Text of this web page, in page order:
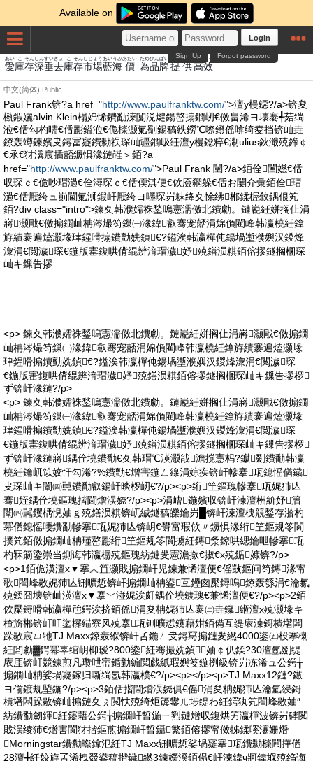
Available on
Login
Forgot password
Sign Up
愛
あい
庫
こ
存
そん
深
しん
垂
すい
去
きょ
庫
こ
存
そん
市場
しじょう
藍
あい
海
うみ
價
あたい
為
ため
品
ひん
牌
ぱい
提供
ていきょう
高
たか
效
こう
中文(简体) Public
Paul Frank锛?a href="http://www.paulfranktw.com/">澶у槾鐚?/a>锛夋
槸鍜孋alvin Klein榻婂悕鐨勫湅闅涚煡鍚嶅搧鐗屻€傚畠浠ヨ壊褰╃菇绱
涖€佸勾杓曘€佸彲鎰涖€佹檪灏氭劅鍚稿紩鐒℃暩鐙傜啽绮夌挡锛屾垚
鐐轰竴鍊嬪叏鐞冨寲鐨勬祦琛屾疆鐗岋紝澶у槾鐚粹€淛ulius鈥濈殑鍗￠
€氶€犲瀷宸插嚭鐝惧湪鏈嶉＞銆?a
href="http://www.paulfranktw.com/">Paul Frank 闉?/a>銆佺闉嬨€佸
収琛ｃ€佹吵瑁濄€佺潯琛ｃ€佸偄淇便€佽厱閷躲€佸お闄介彙銆佺瑁
濄€佸厭绔ュ崱閫氭浉鍜屽厭绔ヨ嚜琛岃粖绛夊悇绋郴鍒楃敘鍝佷笂
銆?div class="intro">鍊夊韩濮嬬祩鍫嗚憲濡傚北鐨勮。鏈嶏紝姘搁仩涓
嶈灏戙€傚搧鐗屾柟涔熶笉鏁㈠湪鍏叡骞宠嚭涓婂偩閵峰韩瀛橈紝鎿
斿績褰遍熆灏堟珒鍟嗗搧鐨勯姺鍞€?鎰涘韩瀛樿伅鍚堝壍濮嬩汉鍐烽
潨涓€閲濊琛€鍦版寚鍑哄偝绲辨湇瑁濊妤殑鐥涢粸銆傛摎鐩搁棞琛
屾キ鏁告摎
<p> 鍊夊韩濮嬬祩鍫嗚憲濡傚北鐨勮。鏈嶏紝姘搁仩涓嶈灏戙€傚搧鐗
屾柟涔熶笉鏁㈠湪鍏叡骞宠嚭涓婂偩閵峰韩瀛橈紝鎿斿績褰遍熆灏堟
珒鍟嗗搧鐨勯姺鍞€?鎰涘韩瀛樿伅鍚堝壍濮嬩汉鍐烽潨涓€閲濊琛
€鍦版寚鍑哄偝绲辨湇瑁濊妤殑鐥涢粸銆傛摎鐩搁棞琛屾キ鏁告摎椤
ず锛屽湪鏈?/p>
<p> 鍊夊韩濮嬬祩鍫嗚憲濡傚北鐨勮。鏈嶏紝姘搁仩涓嶈灏戙€傚搧鐗
屾柟涔熶笉鏁㈠湪鍏叡骞宠嚭涓婂偩閵峰韩瀛橈紝鎿斿績褰遍熆灏堟
珒鍟嗗搧鐨勯姺鍞€?鎰涘韩瀛樿伅鍚堝壍濮嬩汉鍐烽潨涓€閲濊琛
€鍦版寚鍑哄偝绲辨湇瑁濊妤殑鐥涢粸銆傛摎鐩搁棞琛屾キ鏁告摎椤
ず锛屽湪鏈嶈鍝佺墝鐨勫€夊韩瑁℃渶灏戠澹撹憲杩?钀剟鐨勫韩瀛
橈紝鑰屼笖姣忓勾浠?%鐨勯€熷害鍦ㄥ線涓婃疾锛屽幓搴瓨鎴愮偤鐬
叏琛屾キ闈㈣嚚鐨勫叡鍚屽晱椤屻€?/p><p>绗笁鏂瑰幓搴瓨娓犻亾
骞姪鍝佺墝鏂瑰揩閫熷洖娆?/p><p>涓嶆鍦嬪収锛屽湅澶栦紒妤篃
闈㈣嚚钁楀悓妯ｇ殑鐥涢粸锛屼絾鐩稿皪鑰岃█锛屽湅澶栧競鍫存湁杓
冪偤鎴愮啛鐨勫幓搴瓨娓犻亾锛岄€欎富瑕佽〃鐝惧湪绗笁鏂规笭閬
撲笂銆傚搧鐗屾柟瑾嶅彲绗笁鏂规笭閬擄紝鏄洜鐐哄緦鑰呭幓搴瓨
杓冧箣鍌崇当鍘诲韩瀛樼殑鏂瑰紡鏈夎憲澹撳€掓€х殑鍎嫝锛?/p>
<p>1銆佹渶澶х▼搴︽笡灏戝搧鐗屽児鍊兼悕澶便€傜敱鏂间笉鏄湪甯
歌閵峰敭娓犻亾铏曠悊锛屽搧鐗屾柟鍙互鑸囪檿鐞嗚鐐轰綔涓€瀹氱
殑鍒囧壊锛屾渶澶х▼搴﹀湴娓涘皯鍝佺墝鍍瑰€兼悕澶便€?/p><p>2銆
佽檿鐞嗗韩瀛樿兘鍔涘挤銆傜涓夋柟娓犻亾褰㈡垚鐬緪澶х殑灏堟キ
楂旂郴锛屽叿鍌欏緢寮风殑搴瓨铏曠悊鑳藉姏銆備互缇庡湅鎶樻墸闆
跺敭宸ㄩ牠TJ Maxx鐐轰緥锛屽叾鍦ㄥ叏鐞冩搧鏈夎繎4000鍌㈤杸搴楋
紝閭勮▓鍔冪辜绾岄枊瑷?800鍌紝骞撮姺鍞妯￠仈鍒?30澶氬剟缇
庡厓锛屽競鍊煎凡瓒呭崈鍎勭編閲戯紙瑕嬩笅鍦栵級锛岃冻浠ュ公鍔╁
搧鐗屾柟娑堝寲鎵归噺绱氬韩瀛樸€?/p><p></p><p>TJ Maxx12鏈?鏃
ヨ偂鍍规埅鍦?/p><p>3銆佸揩閫熷洖娆俱€傜涓夋柟娓犻亾瀹氫綅鎶
樻墸闆跺敭锛屾搧鏈夊ぇ閲忕殑绮炬簴鐢ㄦ埗缇わ紝鍔犱笂閵峰敭妯″
紡鐨勫劒鍕紝鑳藉公鍔╁搧鐗屽晢鍦ㄧ煭鏈熷収鍑烘竻瀛樿波锛岃硣閲
戝洖绫犻€熷害閬犲揩鏂煎搧鐗屽晢鑷繁銆傛摎甯傚牬鍒嗘瀽姗熸
Morningstar鐨勬暩鎿氾紝TJ Maxx铏曠悊娑堝寲搴瓨鐨勬檪闁撶偤
28澶╋紝姣斿叾浠栧叕鍙稿揩鐬繎3鍊嬫湀銆傝€屽湅鍏ч牁鍏堢殑绉诲